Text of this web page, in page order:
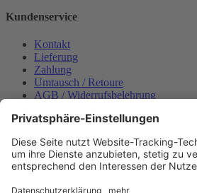
Kundenservice
Kontakt
Lieferung
Zahlung
Umtausch / Retoure
AGB / Widerrufsbelehrung
Datenschutzerklärung
Bestellung widerrufen
Mein konto